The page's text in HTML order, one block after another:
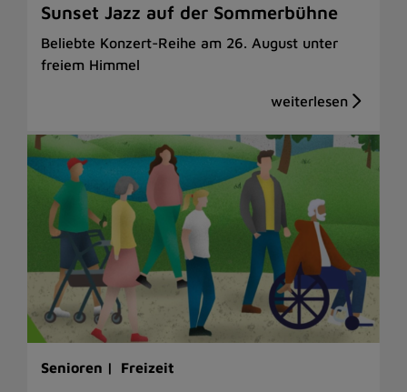
Sunset Jazz auf der Sommerbühne
Beliebte Konzert-Reihe am 26. August unter
freiem Himmel
Senioren | Freizeit